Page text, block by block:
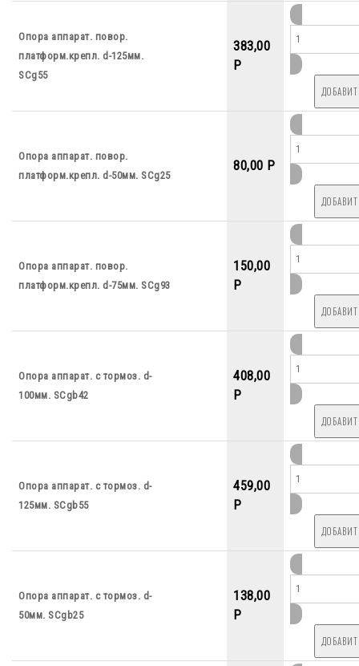
Опора аппарат. повор.
платформ.крепл. d-125мм.
SCg55
383,00
P
Опора аппарат. повор.
платформ.крепл. d-50мм. SCg25
80,00 P
Опора аппарат. повор.
платформ.крепл. d-75мм. SCg93
150,00
P
Опора аппарат. с тормоз. d-
100мм. SCgb42
408,00
P
Опора аппарат. с тормоз. d-
125мм. SCgb55
459,00
P
Опора аппарат. с тормоз. d-
50мм. SCgb25
138,00
P